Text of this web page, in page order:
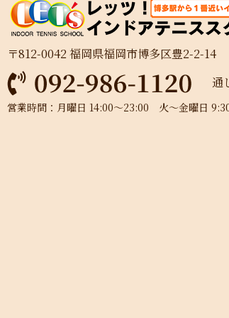
〒812-0042 福岡県福岡市博多区豊2-2-14
通
営業時間：月曜日 14:00～23:00 火～金曜日